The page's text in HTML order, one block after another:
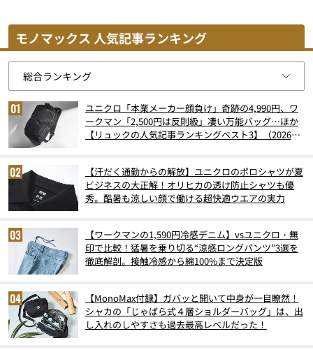
モノマックス 人気記事ランキング
ユニクロ「本業メーカー顔負け」奇跡の4,990円、ワ
ークマン「2,500円は反則級」凄い万能バッグ…ほか
【リュックの人気記事ランキングベスト3】（2026年
【汗だく通勤からの解放】ユニクロのポロシャツが夏
ビジネスの大正解！オリヒカの透け防止シャツも優
秀。酷暑も涼しい顔で働ける超快適ウエアの実力
【ワークマンの1,590円冷感デニム】vsユニクロ・無
印で比較！猛暑を乗り切る“涼感ロングパンツ”3選を
徹底解剖。接触冷感から綿100%まで決定版
【MonoMax付録】ガバッと開いて中身が一目瞭然！
シャカの「じゃばら式４層ショルダーバッグ」は、出
し入れのしやすさも過去最高レベルだった！